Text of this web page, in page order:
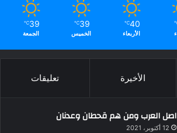
40
℃
الأربعاء
39
℃
الخميس
39
℃
الجمعة
الأخيرة تعليقات
اصل العرب ومن هم قحطان وعدنان
12 أكتوبر، 2021